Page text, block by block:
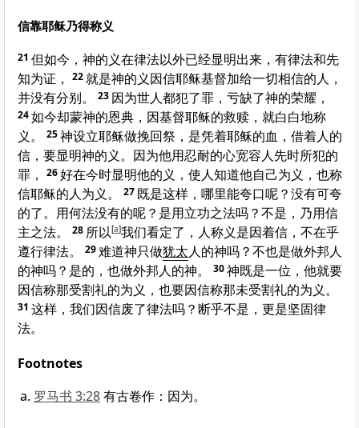
信靠耶稣乃得称义
21 但如今，神的义在律法以外已经显明出来，有律法和先
知为证，
22就是神的义因信耶稣基督加给一切相信的人，
并没有分别。
23 因为世人都犯了罪，亏缺了神的荣耀，
24如今却蒙神的恩典，因基督耶稣的救赎，就白白地称
义。
25神设立耶稣做挽回祭，是凭着耶稣的血，借着人的
信，要显明神的义。因为他用忍耐的心宽容人先时所犯的
罪，
26好在今时显明他的义，使人知道他自己为义，也称
信耶稣的人为义。
27 既是这样，哪里能夸口呢？没有可夸
的了。用何法没有的呢？是用立功之法吗？不是，乃用信
主之法。
28 所以[a]我们看定了，人称义是因着信，不在乎
遵行律法。
29难道神只做犹太人的神吗？不也是做外邦人
的神吗？是的，也做外邦人的神。
30神既是一位，他就要
因信称那受割礼的为义，也要因信称那未受割礼的为义。
31 这样，我们因信废了律法吗？断乎不是，更是坚固律
法。
Footnotes
罗马书 3:28有古卷作：因为。